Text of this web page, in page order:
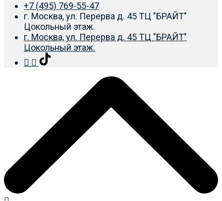
+7 (495) 769-55-47
г. Москва, ул. Перерва д. 45 ТЦ "БРАЙТ"
Цокольный этаж.
г. Москва, ул. Перерва д. 45 ТЦ "БРАЙТ"
Цокольный этаж.